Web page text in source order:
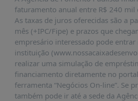
faturamento anual entre R$ 240 mil
As taxas de juros oferecidas são a
mês (+IPC/Fipe) e prazos que
empresário interessado pode entrar
instituição
realizar uma simulação de
financiamento diretamente no
ferramenta “Negócios On-line”. Se
também pode ir até a sede da